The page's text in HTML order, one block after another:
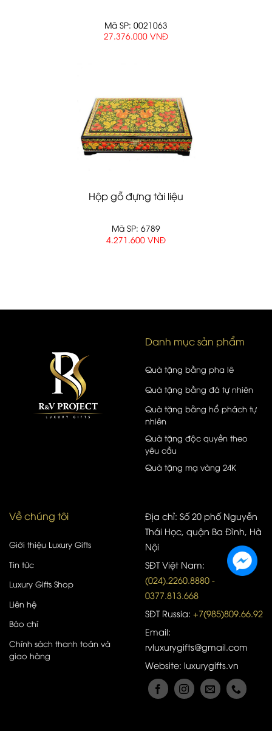
Mã SP: 0021063
27.376.000 VNĐ
Hộp gỗ đựng tài liệu
Mã SP: 6789
4.271.600 VNĐ
Danh mục sản phẩm
Quà tặng bằng pha lê
Quà tặng bằng đá tự nhiên
Quà tặng bằng hổ phách tự
nhiên
Quà tặng độc quyền theo
yêu cầu
Quà tặng mạ vàng 24K
Về chúng tôi
Giới thiệu Luxury Gifts
Tin tức
Luxury Gifts Shop
Liên hệ
Báo chí
Chính sách thanh toán và
giao hàng
Địa chỉ: Số 20 phố Nguyễn
Thái Học, quận Ba Đình, Hà
Nội
SĐT Việt Nam:
(024).2260.8880 -
0377.813.668
SĐT Russia: +7(985)809.66.92
Email:
rvluxurygifts@gmail.com
Website: luxurygifts.vn